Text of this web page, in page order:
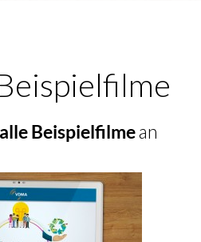
alle Beispielfilmean